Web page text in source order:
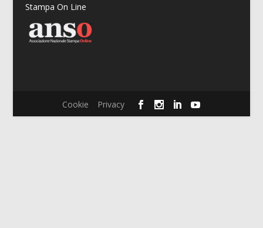
Stampa On Line
Cookie Privacy